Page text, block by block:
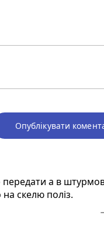
Опублікувати
а в
скелю поліз.